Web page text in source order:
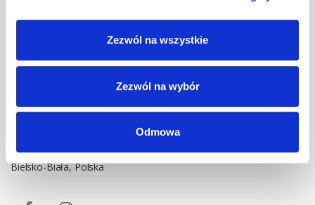
Zezwól na wszystkie
Zezwól na wybór
Odmowa
+48 33 47 94 400
Nasz adres e-mail
NIP: 5482614481, MDM NT sp. z o.o., Bestwińska 143, 43-346
Bielsko-Biała, Polska